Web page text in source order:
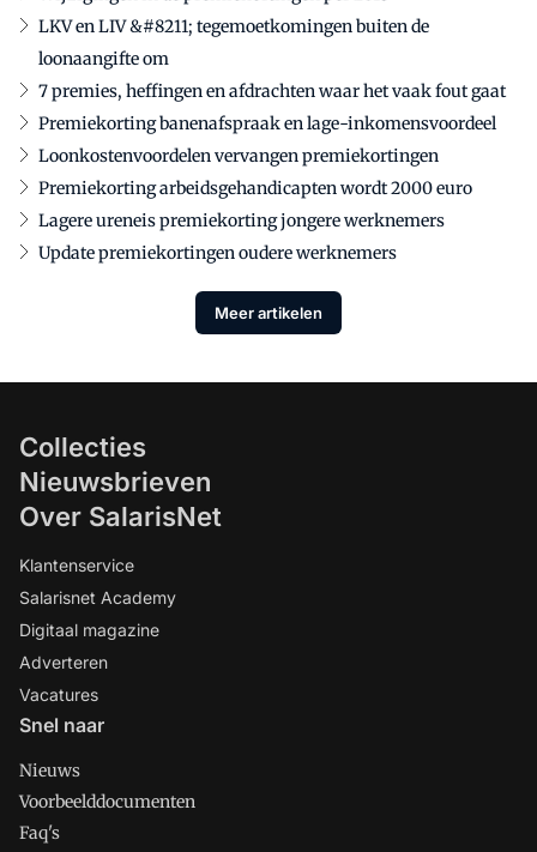
LKV en LIV &#8211; tegemoetkomingen buiten de
loonaangifte om
7 premies, heffingen en afdrachten waar het vaak fout gaat
Premiekorting banenafspraak en lage-inkomensvoordeel
Loonkostenvoordelen vervangen premiekortingen
Premiekorting arbeidsgehandicapten wordt 2000 euro
Lagere ureneis premiekorting jongere werknemers
Update premiekortingen oudere werknemers
Meer artikelen
Collecties
Nieuwsbrieven
Over SalarisNet
Klantenservice
Salarisnet Academy
Digitaal magazine
Adverteren
Vacatures
Snel naar
Nieuws
Voorbeelddocumenten
Faq's